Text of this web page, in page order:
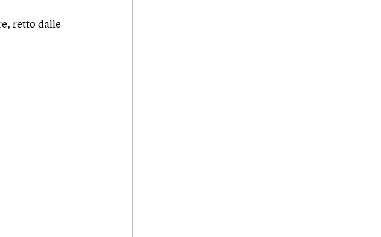
retto dalle